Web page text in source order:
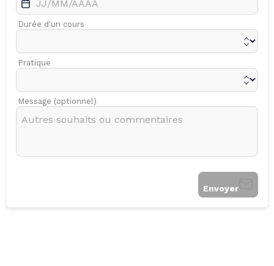
Durée d'un cours
Pratique
Message (optionnel)
Envoyer